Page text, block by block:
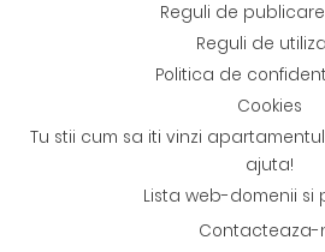
Reguli de
Reguli de
Politica de
Cookies
Tu stii cum sa iti vinzi apartamentul
ajuta!
Lista web-domenii si
Contacteaza-